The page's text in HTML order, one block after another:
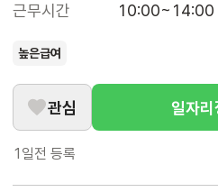
근무시간
10:00~14:00
높은급여
관심 일자
1일전 등록